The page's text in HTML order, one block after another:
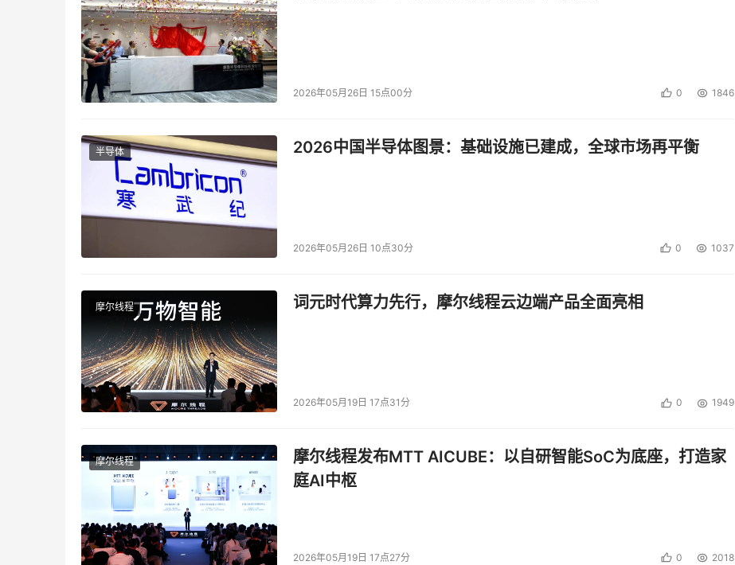
2026年05月26日 15点00分 0 1846
半导体 2026中国半导体图景：基础设施已建成，全球市场再平衡
2026年05月26日 10点30分 0 1037
摩尔线程 词元时代算力先行，摩尔线程云边端产品全面亮相
2026年05月19日 17点31分 0 1949
摩尔线程
摩尔线程发布MTT AICUBE：以自研智能SoC为底座，打造家
庭AI中枢
2026年05月19日 17点27分 0 2018